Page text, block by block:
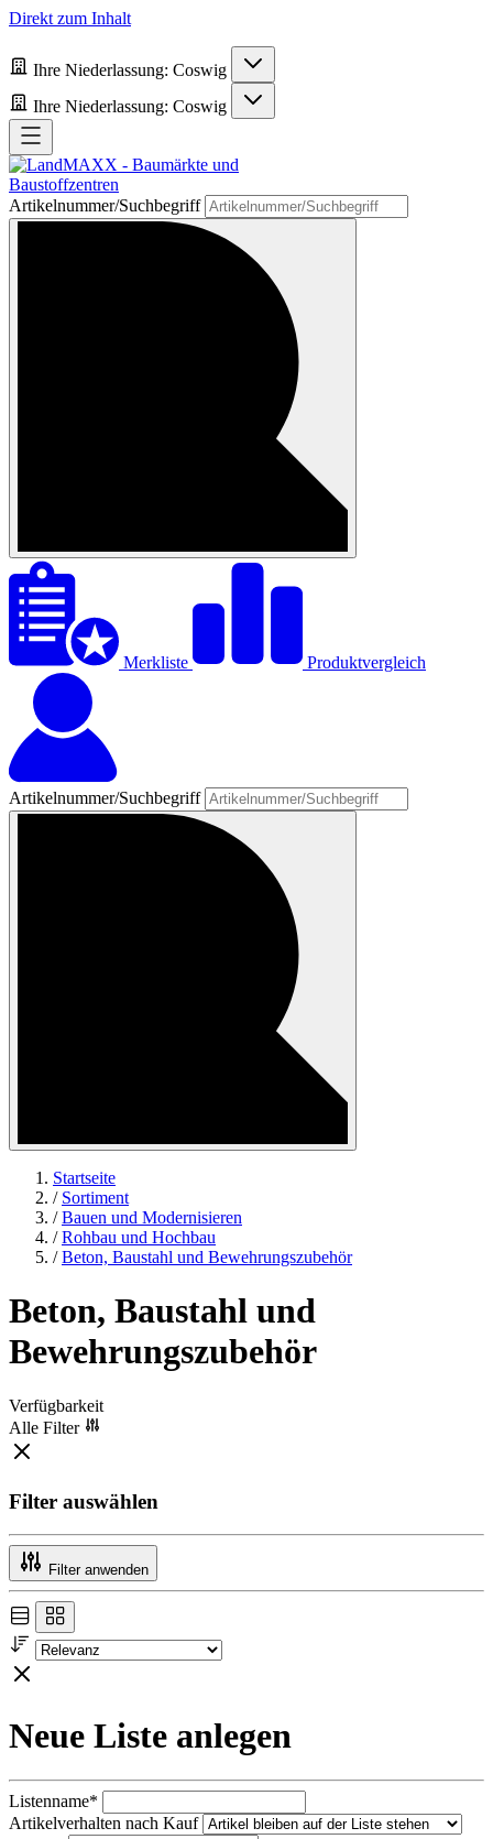
Direkt zum Inhalt
Ihre Niederlassung: Coswig
Ihre Niederlassung: Coswig
Artikelnummer/Suchbegriff
Merkliste Produktvergleich
Artikelnummer/Suchbegriff
Startseite
/ Sortiment
/ Bauen und Modernisieren
/ Rohbau und Hochbau
/ Beton, Baustahl und Bewehrungszubehör
Beton, Baustahl und
Bewehrungszubehör
Verfügbarkeit
Alle Filter
Filter auswählen
Filter anwenden
Neue Liste anlegen
Listenname*
Artikelverhalten nach Kauf